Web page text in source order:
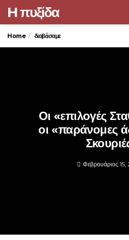
H πυξίδα
Home διαβάσαμε
Οι «επιλογές
οι «παράνομες
Φεβρουάριος 15,